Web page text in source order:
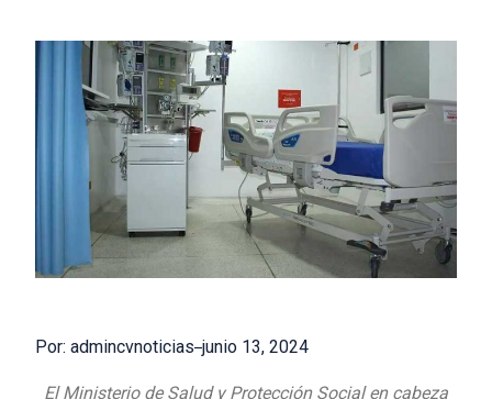
Por: admincvnoticias junio 13, 2024
El Ministerio de Salud y Protección Social en cabeza